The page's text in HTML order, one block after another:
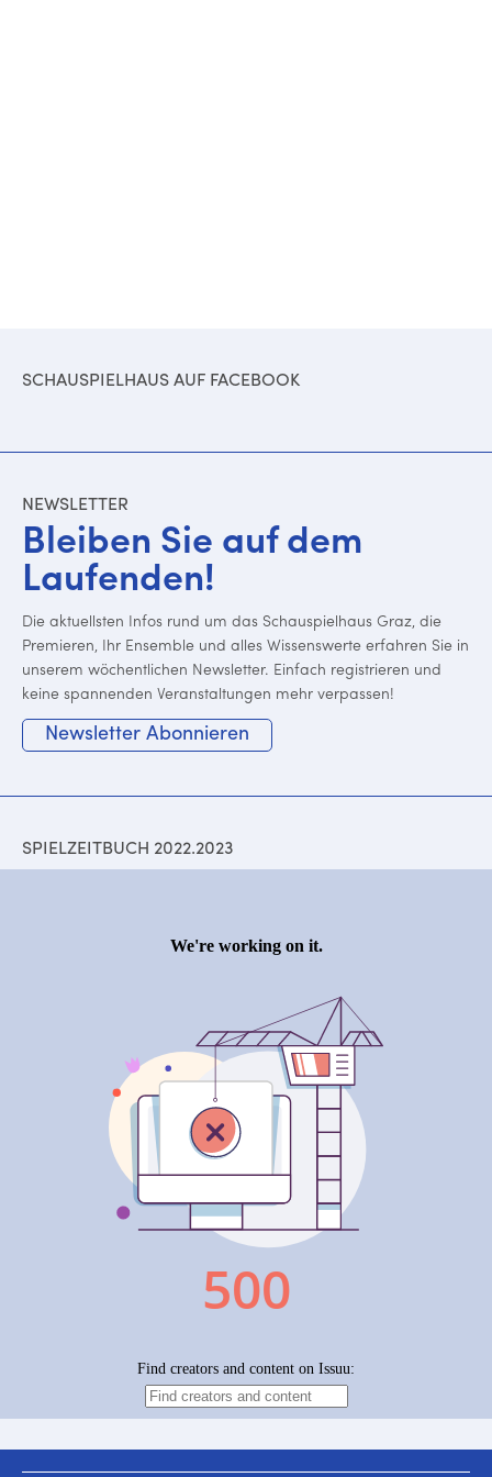
SCHAUSPIELHAUS AUF FACEBOOK
NEWSLETTER
Bleiben Sie auf dem
Laufenden!
Die aktuellsten Infos rund um das Schauspielhaus Graz, die
Premieren, Ihr Ensemble und alles Wissenswerte erfahren Sie in
unserem wöchentlichen Newsletter. Einfach registrieren und
keine spannenden Veranstaltungen mehr verpassen!
Newsletter Abonnieren
SPIELZEITBUCH 2022.2023